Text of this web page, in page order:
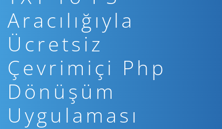
Aracılığıyla
Ücretsiz
Çevrimiçi Php
Dönüşüm
Uygulaması